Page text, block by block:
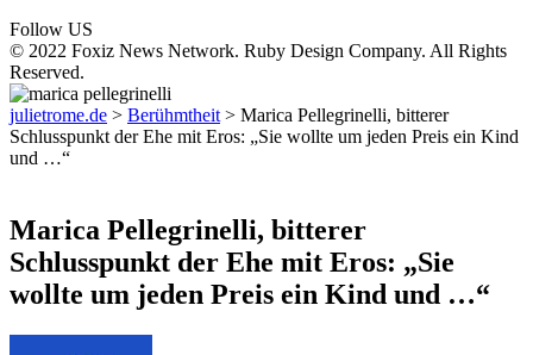
Follow US
© 2022 Foxiz News Network. Ruby Design Company. All Rights
Reserved.
julietrome.de > Berühmtheit > Marica Pellegrinelli, bitterer
Schlusspunkt der Ehe mit Eros: „Sie wollte um jeden Preis ein Kind
und …“
Marica Pellegrinelli, bitterer
Schlusspunkt der Ehe mit Eros: „Sie
wollte um jeden Preis ein Kind und …“